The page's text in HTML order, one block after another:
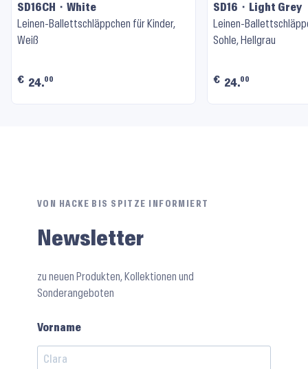
SD16CH ⬝ White
Leinen-Ballettschläppchen für Kinder,
Weiß
€ 24.00
SD16 ⬝ Light Grey
Leinen-
Sohle, Hellgrau
€ 24.00
VON HACKE BIS SPITZE INFORMIERT
Newsletter
zu neuen Produkten, Kollektionen und
Sonderangeboten
Vorname